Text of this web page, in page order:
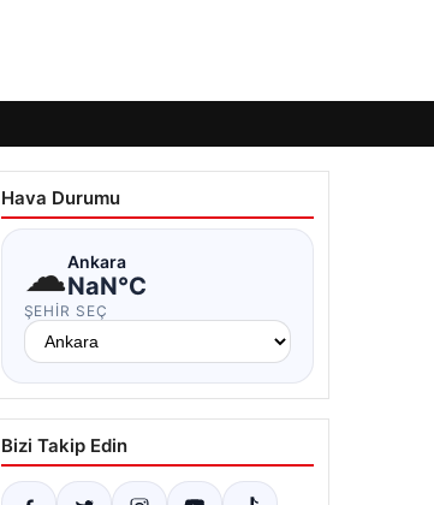
Hava Durumu
☁Ankara
NaN°C
ŞEHIR SEÇ
Bizi Takip Edin